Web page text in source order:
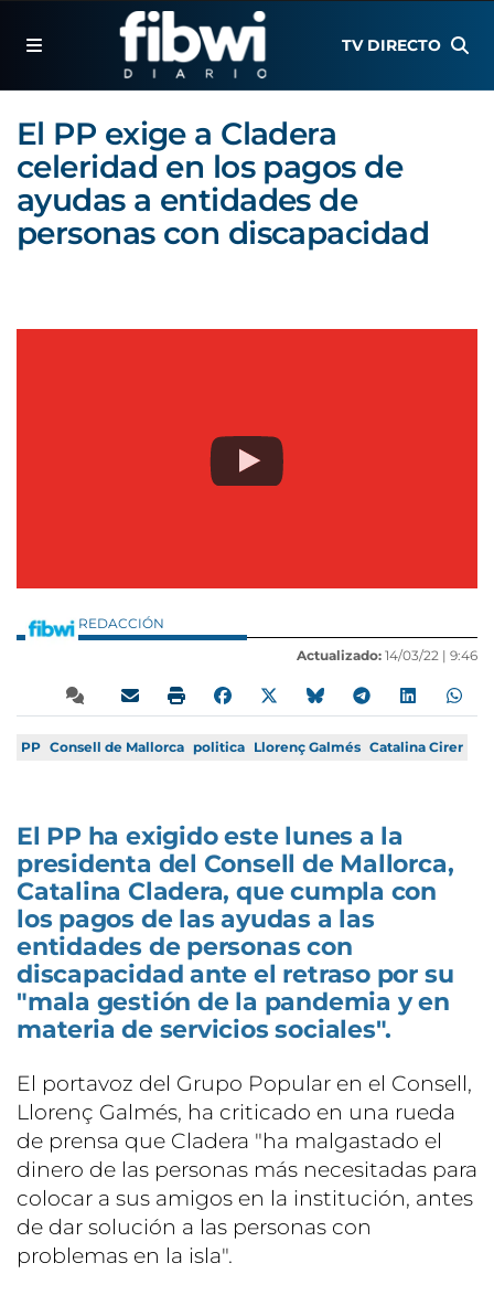
TV DIRECTO
El PP exige a Cladera
celeridad en los pagos de
ayudas a entidades de
personas con discapacidad
REDACCIÓN
Actualizado: 14/03/22 | 9:46
PP Consell de Mallorca politica Llorenç Galmés Catalina Cirer
El PP ha exigido este lunes a la
presidenta del Consell de Mallorca,
Catalina Cladera, que cumpla con
los pagos de las ayudas a las
entidades de personas con
discapacidad ante el retraso por su
"mala gestión de la pandemia y en
materia de servicios sociales".
El portavoz del Grupo Popular en el Consell,
Llorenç Galmés, ha criticado en una rueda
de prensa que Cladera "ha malgastado el
dinero de las personas más necesitadas para
colocar a sus amigos en la institución, antes
de dar solución a las personas con
problemas en la isla".